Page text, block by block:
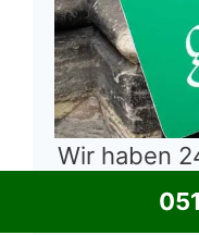
Wir haben